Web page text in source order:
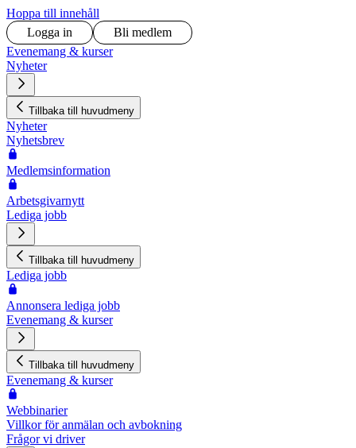
Hoppa till innehåll
Logga in
Bli medlem
Evenemang & kurser
Nyheter
Tillbaka till huvudmeny
Nyheter
Nyhetsbrev
Medlemsinformation
Arbetsgivarnytt
Lediga jobb
Tillbaka till huvudmeny
Lediga jobb
Annonsera lediga jobb
Evenemang & kurser
Tillbaka till huvudmeny
Evenemang & kurser
Webbinarier
Villkor för anmälan och avbokning
Frågor vi driver